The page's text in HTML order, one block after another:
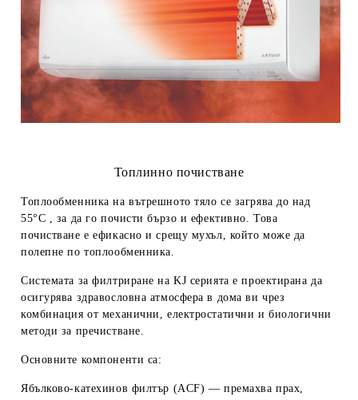
Топлинно почистване
Топлообменника на вътрешното тяло се загрява до над
55°C , за да го почисти бързо и ефективно. Това
почистване е ефикасно и срещу мухъл, който може да
полепне по топлообменника.
Системата за филтриране на KJ серията е проектирана да
осигурява здравословна атмосфера в дома ви чрез
комбинация от механични, електростатични и биологични
методи за пречистване.
Основните компоненти са:
Ябълково-катехинов филтър (ACF) — премахва прах,